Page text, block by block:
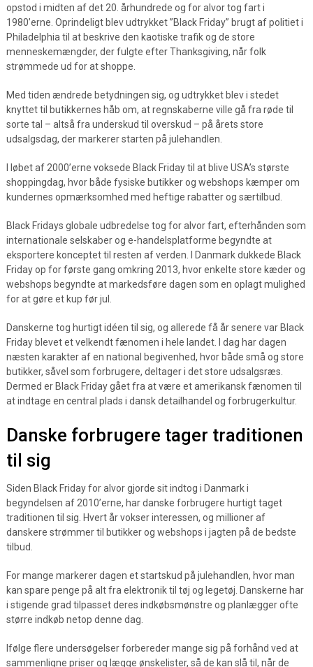
opstod i midten af det 20. århundrede og for alvor tog fart i
1980’erne. Oprindeligt blev udtrykket ”Black Friday” brugt af politiet i
Philadelphia til at beskrive den kaotiske trafik og de store
menneskemængder, der fulgte efter Thanksgiving, når folk
strømmede ud for at shoppe.
Med tiden ændrede betydningen sig, og udtrykket blev i stedet
knyttet til butikkernes håb om, at regnskaberne ville gå fra røde til
sorte tal – altså fra underskud til overskud – på årets store
udsalgsdag, der markerer starten på julehandlen.
I løbet af 2000’erne voksede Black Friday til at blive USA’s største
shoppingdag, hvor både fysiske butikker og webshops kæmper om
kundernes opmærksomhed med heftige rabatter og særtilbud.
Black Fridays globale udbredelse tog for alvor fart, efterhånden som
internationale selskaber og e-handelsplatforme begyndte at
eksportere konceptet til resten af verden. I Danmark dukkede Black
Friday op for første gang omkring 2013, hvor enkelte store kæder og
webshops begyndte at markedsføre dagen som en oplagt mulighed
for at gøre et kup før jul.
Danskerne tog hurtigt idéen til sig, og allerede få år senere var Black
Friday blevet et velkendt fænomen i hele landet. I dag har dagen
næsten karakter af en national begivenhed, hvor både små og store
butikker, såvel som forbrugere, deltager i det store udsalgsræs.
Dermed er Black Friday gået fra at være et amerikansk fænomen til
at indtage en central plads i dansk detailhandel og forbrugerkultur.
Danske forbrugere tager traditionen
til sig
Siden Black Friday for alvor gjorde sit indtog i Danmark i
begyndelsen af 2010’erne, har danske forbrugere hurtigt taget
traditionen til sig. Hvert år vokser interessen, og millioner af
danskere strømmer til butikker og webshops i jagten på de bedste
tilbud.
For mange markerer dagen et startskud på julehandlen, hvor man
kan spare penge på alt fra elektronik til tøj og legetøj. Danskerne har
i stigende grad tilpasset deres indkøbsmønstre og planlægger ofte
større indkøb netop denne dag.
Ifølge flere undersøgelser forbereder mange sig på forhånd ved at
sammenligne priser og lægge ønskelister, så de kan slå til, når de